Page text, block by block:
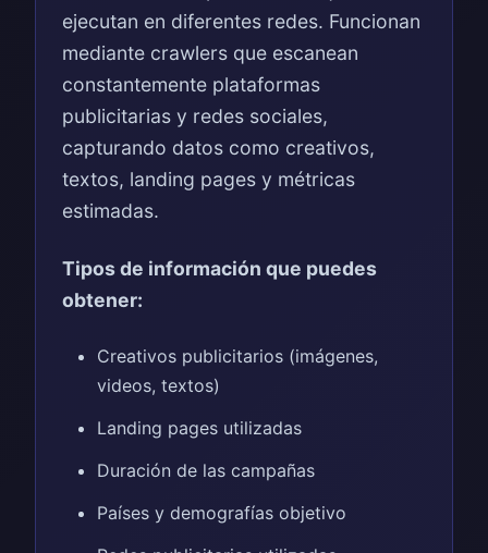
ejecutan en diferentes redes. Funcionan
mediante crawlers que escanean
constantemente plataformas
publicitarias y redes sociales,
capturando datos como creativos,
textos, landing pages y métricas
estimadas.
Tipos de información que puedes
obtener:
Creativos publicitarios (imágenes,
videos, textos)
Landing pages utilizadas
Duración de las campañas
Países y demografías objetivo